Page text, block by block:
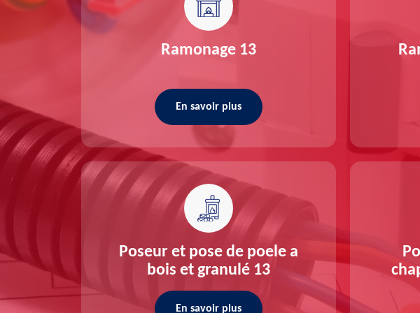
13
13
Ramonage 13
En savoir plus
Poseur et pose de poele a
bois et granulé 13
En savoir plus